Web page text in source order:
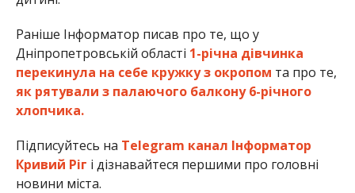
Раніше Інформатор писав про те, що у
Дніпропетровській області 1-річна дівчинка
перекинула на себе кружку з окропом та про те,
як рятували з палаючого балкону 6-річного
хлопчика.
Підписуйтесь на Telegram канал Інформатор
Кривий Ріг і дізнавайтеся першими про головні
новини міста.